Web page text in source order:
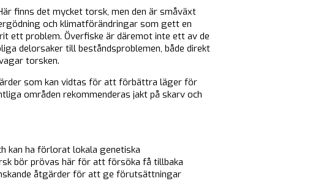
finns det mycket torsk, men den är småväxt
och klimatförändringar som gett en
ett problem. Överfiske är däremot inte ett av de
delorsaker till beståndsproblemen, både direkt
torsken.
som kan vidtas för att förbättra läger för
områden rekommenderas jakt på skarv och
kan ha förlorat lokala genetiska
bör prövas här för att försöka få tillbaka
åtgärder för att ge förutsättningar